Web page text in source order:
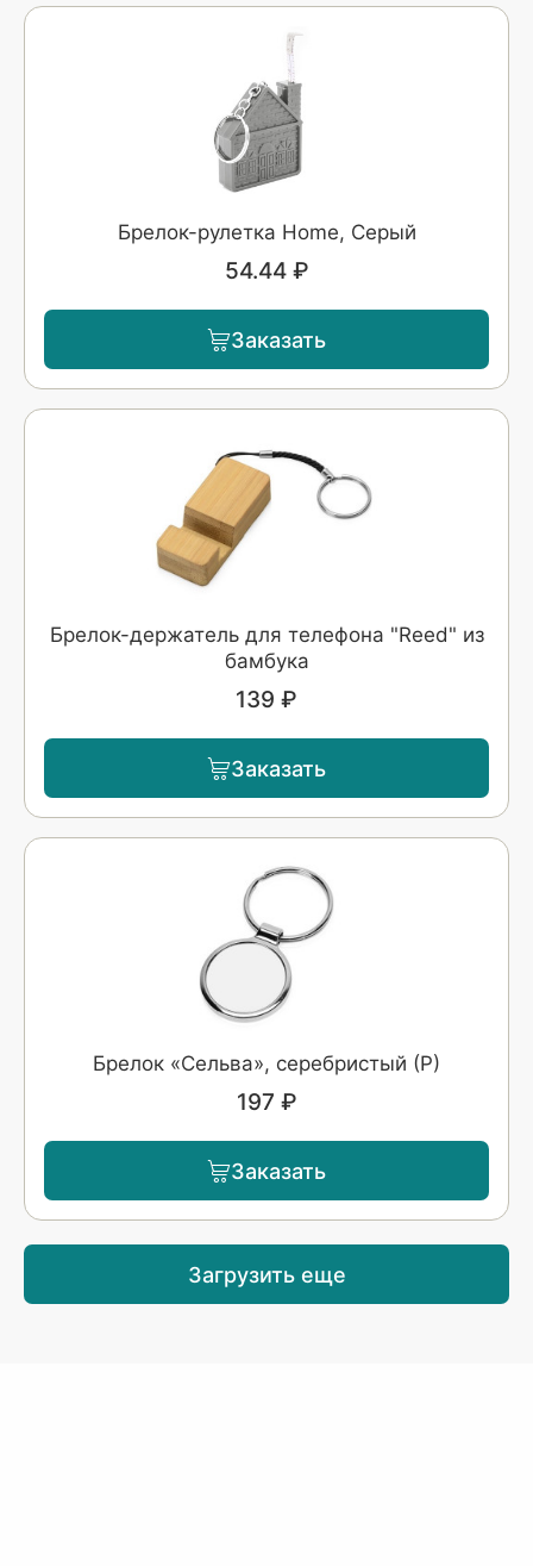
Брелок-рулетка Home, Серый
54.44 ₽
Заказать
Брелок-держатель для телефона "Reed" из
бамбука
139 ₽
Заказать
Брелок «Сельва», серебристый (Р)
197 ₽
Заказать
Загрузить еще